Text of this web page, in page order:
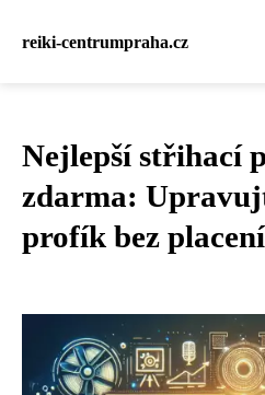
reiki-centrumpraha.cz
Nejlepší střihací
zdarma:
profík bez